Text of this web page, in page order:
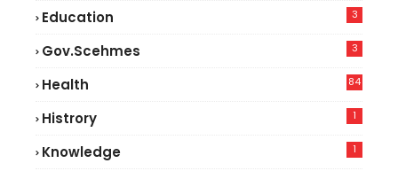
Education 3
Gov.scehmes 3
Health
84
Histrory 1
Knowledge 1